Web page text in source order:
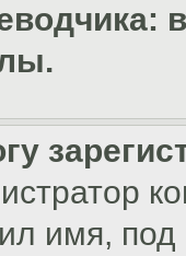
имя,